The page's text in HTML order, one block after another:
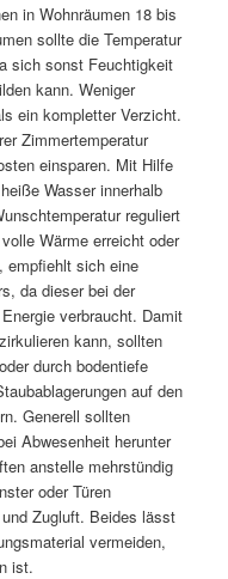
in Wohnräumen 18 bis
sollte die Temperatur
sich sonst Feuchtigkeit
kann. Weniger
ein kompletter Verzicht.
Zimmertemperatur
einsparen. Mit Hilfe
Wasser innerhalb
reguliert
Wärme erreicht oder
empfiehlt sich eine
da dieser bei der
verbraucht. Damit
kann, sollten
durch bodentiefe
auf den
Generell sollten
Abwesenheit herunter
anstelle mehrstündig
oder Türen
Zugluft. Beides lässt
vermeiden,
ist.